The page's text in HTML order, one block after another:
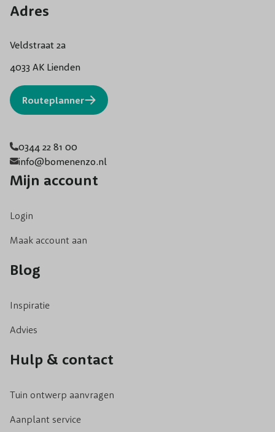
Adres
Veldstraat 2a
4033 AK Lienden
Routeplanner
0344 22 81 00
info@bomenenzo.nl
Mijn account
Login
Maak account aan
Blog
Inspiratie
Advies
Hulp & contact
Tuin ontwerp aanvragen
Aanplant service